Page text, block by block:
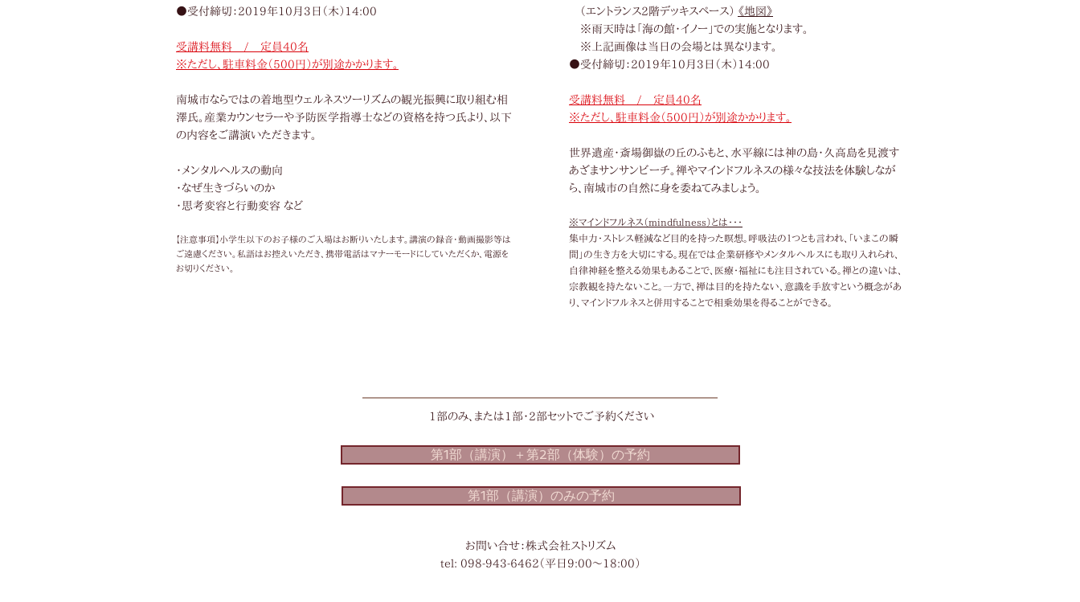
●受付締切：2019年10月3日（木）14:00
受講料無料 / 定員40名
※ただし、駐車料金（500円）が別途かかります。
南城市ならではの着地型ウェルネスツーリズムの観光振興に取り組む相
澤氏。産業カウンセラーや予防医学指導士などの資格を持つ氏より、以下
の内容をご講演いただきます。
・メンタルヘルスの動向
・なぜ生きづらいのか
・思考変容と行動変容 など
【注意事項】小学生以下のお子様のご入場はお断りいたします。講演の録音・動画撮影等は
ご遠慮ください。私語はお控えいただき、携帯電話はマナーモードにしていただくか、電源を
お切りください。
（エントランス2階デッキスペース） 《地図》
※雨天時は「海の館・イノー」での実施となります。
※上記画像は当日の会場とは異なります。
●受付締切：2019年10月3日 （木）14:00
受講料無料 / 定員40名
※ただし、駐車料金（500円）が別途かかります。
世界遺産・斎場御嶽の丘のふもと、水平線には神の島・久高島を見渡す
あざまサンサンビーチ。禅やマインドフルネスの様々な技法を体験しなが
ら、南城市の自然に身を委ねてみましょう。
※マインドフルネス（mindfulness）とは・・・
集中力・ストレス軽減など目的を持った瞑想。呼吸法の１つとも言われ、「いまこの瞬
間」の生き方を大切にする。現在では企業研修やメンタルヘルスにも取り入れられ、
自律神経を整える効果もあることで、医療・福祉にも注目されている。禅との違いは、
宗教観を持たないこと。一方で、禅は目的を持たない、意識を手放すという概念があ
り、マインドフルネスと併用することで相乗効果を得ることができる。
1部のみ、または1部・2部セットでご予約ください
第1部（講演）＋第2部（体験）の予約
第1部（講演）のみの予約
お問い合せ：株式会社ストリズム
tel: 098-943-6462（平日9:00〜18:00）